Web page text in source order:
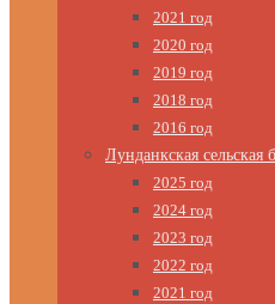
2021 год
2020 год
2019 год
2018 год
2016 год
Лунданкская сельская
2025 год
2024 год
2023 год
2022 год
2021 год